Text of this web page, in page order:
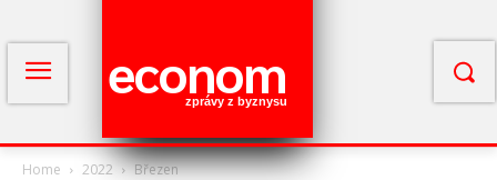
econom
zprávy z byznysu
Home 2022 Březen